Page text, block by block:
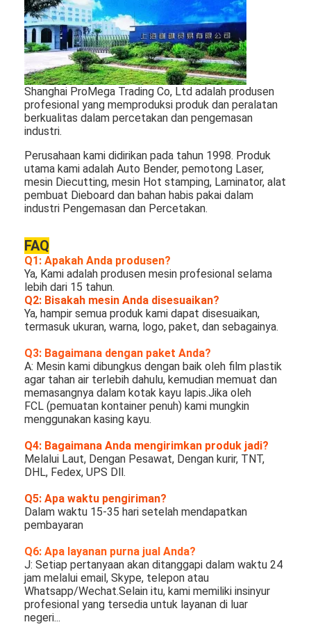
mati peralatan pemotongan
Mesin Auto Bender
mesin laminating industri
Buku membuat mesin
Mesin Kemasan otomatis
Otomatis Mesin Percetakan
Posting Tekan Peralatan
Perlengkapan lainnya
Mesin laser menandai
Paper Bag Forming Machine
Mesin pengemasan otomatis
Shanghai ProMega Trading Co, Ltd adalah produsen
profesional yang memproduksi produk dan peralatan
berkualitas dalam percetakan dan pengemasan
industri.
Perusahaan kami didirikan pada tahun 1998. Produk
utama kami adalah Auto Bender, pemotong Laser,
mesin Diecutting, mesin Hot stamping, Laminator, alat
pembuat Dieboard dan bahan habis pakai dalam
industri Pengemasan dan Percetakan.
FAQ
Q1: Apakah Anda produsen?
Ya, Kami adalah produsen mesin profesional selama
lebih dari 15 tahun.
Q2: Bisakah mesin Anda disesuaikan?
Ya, hampir semua produk kami dapat disesuaikan,
termasuk ukuran, warna, logo, paket, dan sebagainya.
Q3: Bagaimana dengan paket Anda?
A: Mesin kami dibungkus dengan baik oleh film plastik
agar tahan air terlebih dahulu, kemudian memuat dan
memasangnya dalam kotak kayu lapis.Jika oleh
FCL (pemuatan kontainer penuh) kami mungkin
menggunakan kasing kayu.
Q4: Bagaimana Anda mengirimkan produk jadi?
Melalui Laut, Dengan Pesawat, Dengan kurir, TNT,
DHL, Fedex, UPS Dll.
Q5: Apa waktu pengiriman?
Dalam waktu 15-35 hari setelah mendapatkan
pembayaran
Q6: Apa layanan purna jual Anda?
J: Setiap pertanyaan akan ditanggapi dalam waktu 24
jam melalui email, Skype, telepon atau
Whatsapp/Wechat.Selain itu, kami memiliki insinyur
profesional yang tersedia untuk layanan di luar
negeri...